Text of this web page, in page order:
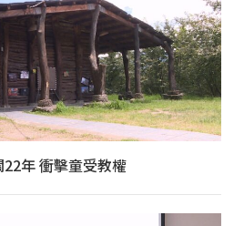
年 衝擊童受教權